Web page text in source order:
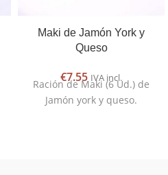
Maki de Jamón York y
Queso
€7.55 IVA incl.
Ración de Maki (6 Ud.) de
Jamón york y queso.